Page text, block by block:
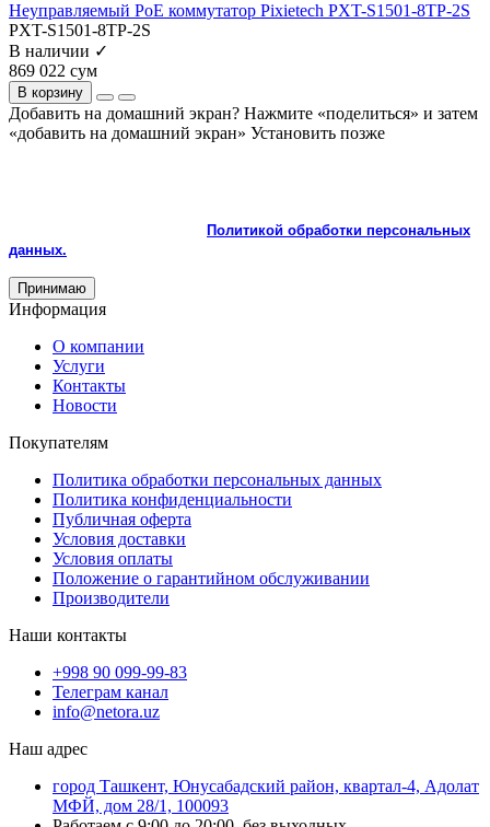
Неуправляемый PoE коммутатор Pixietech PXT-S1501-8TP-2S
PXT-S1501-8TP-2S
В наличии ✓
869 022 сум
В корзину
Добавить на домашний экран? Нажмите «поделиться» и затем
«добавить на домашний экран» Установить позже
Политикой обработки персональных
данных.
Принимаю
Информация
О компании
Услуги
Контакты
Новости
Покупателям
Политика обработки персональных данных
Политика конфиденциальности
Публичная оферта
Условия доставки
Условия оплаты
Положение о гарантийном обслуживании
Производители
Наши контакты
+998 90 099-99-83
Телеграм канал
info@netora.uz
Наш адрес
город Ташкент, Юнусабадский район, квартал-4, Адолат
МФЙ, дом 28/1, 100093